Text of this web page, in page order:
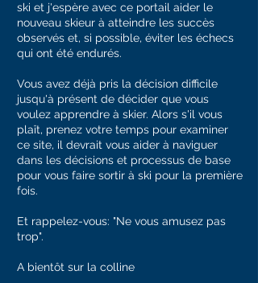
ski et j'espère avec ce portail aider le
nouveau skieur à atteindre les succès
observés et, si possible, éviter les échecs
qui ont été endurés.
Vous avez déjà pris la décision difficile
jusqu'à présent de décider que vous
voulez apprendre à skier. Alors s'il vous
plaît, prenez votre temps pour examiner
ce site, il devrait vous aider à naviguer
dans les décisions et processus de base
pour vous faire sortir à ski pour la première
fois.
Et rappelez-vous: "Ne vous amusez pas
trop".
A bientôt sur la colline